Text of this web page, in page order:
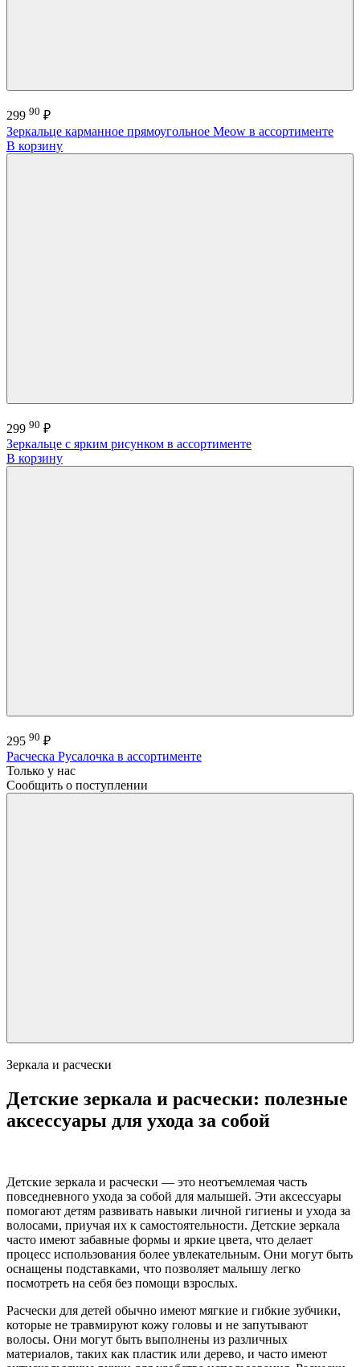
299 90 ₽
Зеркальце карманное прямоугольное Meow в ассортименте
В корзину
299 90 ₽
Зеркальце с ярким рисунком в ассортименте
В корзину
295 90 ₽
Расческа Русалочка в ассортименте
Только у нас
Сообщить о поступлении
Зеркала и расчески
Детские зеркала и расчески: полезные
аксессуары для ухода за собой
Детские зеркала и расчески — это неотъемлемая часть
повседневного ухода за собой для малышей. Эти аксессуары
помогают детям развивать навыки личной гигиены и ухода за
волосами, приучая их к самостоятельности. Детские зеркала
часто имеют забавные формы и яркие цвета, что делает
процесс использования более увлекательным. Они могут быть
оснащены подставками, что позволяет малышу легко
посмотреть на себя без помощи взрослых.
Расчески для детей обычно имеют мягкие и гибкие зубчики,
которые не травмируют кожу головы и не запутывают
волосы. Они могут быть выполнены из различных
материалов, таких как пластик или дерево, и часто имеют